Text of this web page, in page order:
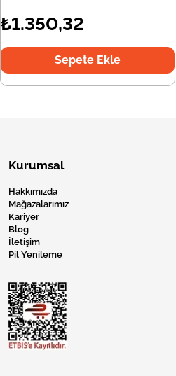
₺1.350,32
Sepete Ekle
Kurumsal
Hakkımızda
Mağazalarımız
Kariyer
Blog
İletişim
Pil Yenileme